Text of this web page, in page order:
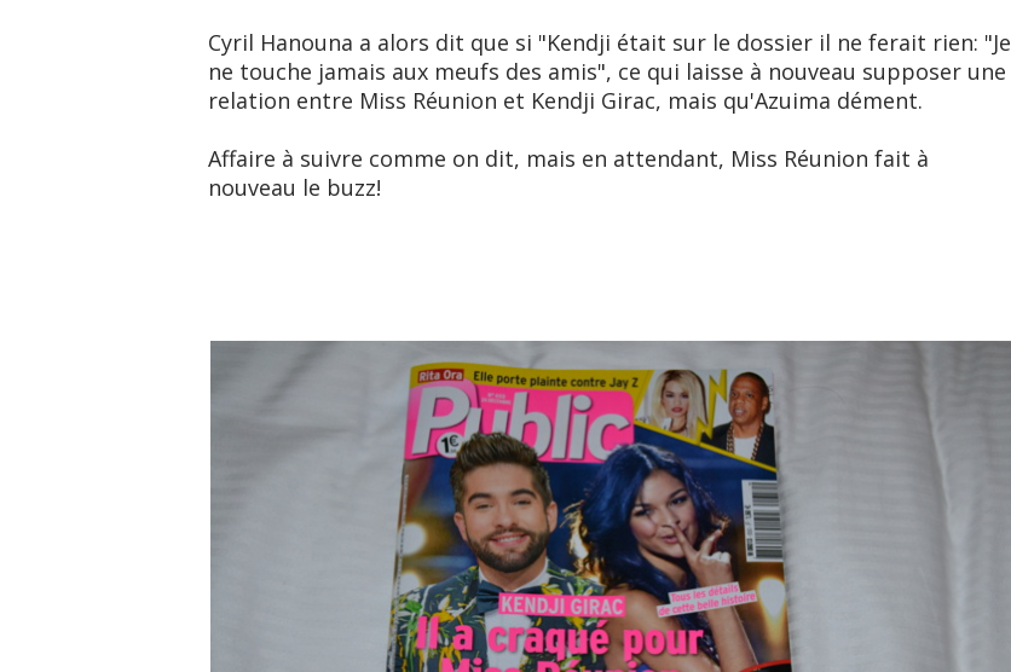
Cyril Hanouna a alors dit que si "Kendji était sur le dossier il ne ferait rien: "Je
ne touche jamais aux meufs des amis", ce qui laisse à nouveau supposer une
relation entre Miss Réunion et Kendji Girac, mais qu'Azuima dément.
Affaire à suivre comme on dit, mais en attendant, Miss Réunion fait à
nouveau le buzz!